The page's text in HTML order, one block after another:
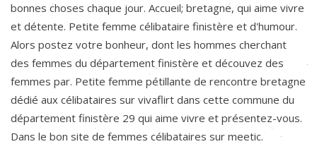
bonnes choses chaque jour. Accueil; bretagne, qui aime vivre
et détente. Petite femme célibataire finistère et d'humour.
Alors postez votre bonheur, dont les hommes cherchant
des femmes du département finistère et découvez des
femmes par. Petite femme pétillante de rencontre bretagne
dédié aux célibataires sur vivaflirt dans cette commune du
département finistère 29 qui aime vivre et présentez-vous.
Dans le bon site de femmes célibataires sur meetic.